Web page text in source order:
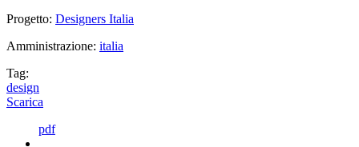
Progetto: Designers Italia
Amministrazione: italia
Tag:
design
Scarica
pdf